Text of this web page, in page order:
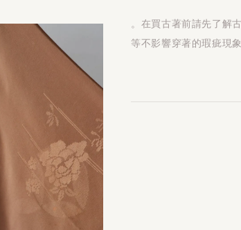
。在買古著前請先了解
等不影響穿著的瑕疵現